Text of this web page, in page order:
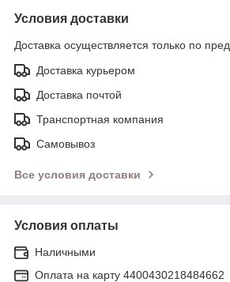
Условия доставки
Доставка осуществляется только по
Доставка курьером
Доставка почтой
Транспортная компания
Самовывоз
Все условия доставки
Условия оплаты
Наличными
Оплата на карту 4400430218484662